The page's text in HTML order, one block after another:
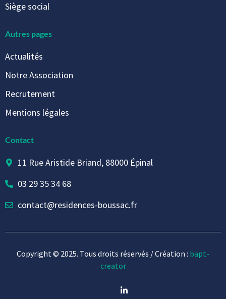
Siège social
Autres pages
Actualités
Notre Association
Recrutement
Mentions légales
Contact
11 Rue Aristide Briand, 88000 Épinal
03 29 35 34 68
contact@residences-boussac.fr
Copyright © 2025. Tous droits réservés / Création : bapt-
creator